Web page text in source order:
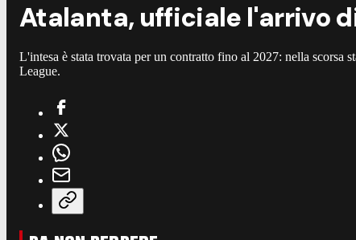
Atalanta, ufficiale l'arrivo
L'intesa è stata trovata per un contratto fino al 2027: nella scorsa
League.